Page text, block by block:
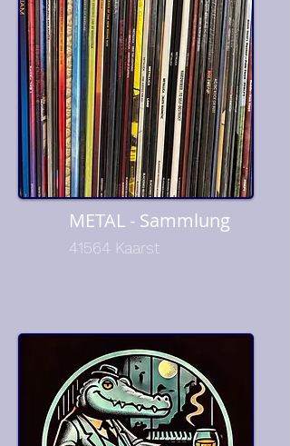
METAL - Sammlung
41564 Kaarst